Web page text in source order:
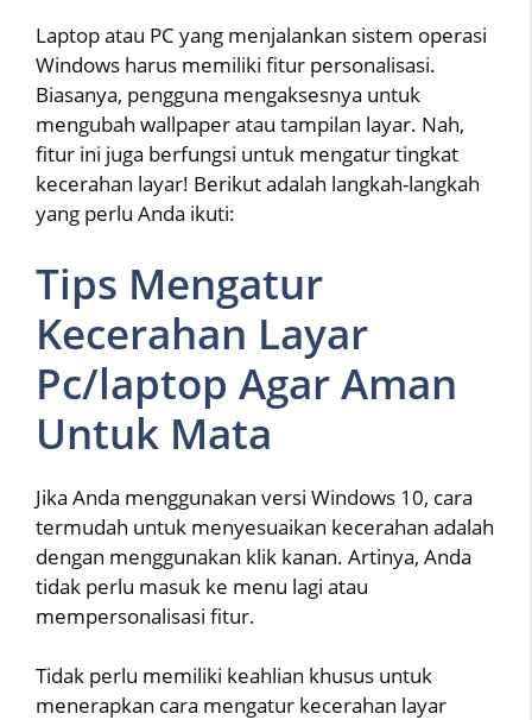
Laptop atau PC yang menjalankan sistem operasi
Windows harus memiliki fitur personalisasi.
Biasanya, pengguna mengaksesnya untuk
mengubah wallpaper atau tampilan layar. Nah,
fitur ini juga berfungsi untuk mengatur tingkat
kecerahan layar! Berikut adalah langkah-langkah
yang perlu Anda ikuti:
Tips Mengatur
Kecerahan Layar
Pc/laptop Agar Aman
Untuk Mata
Jika Anda menggunakan versi Windows 10, cara
termudah untuk menyesuaikan kecerahan adalah
dengan menggunakan klik kanan. Artinya, Anda
tidak perlu masuk ke menu lagi atau
mempersonalisasi fitur.
Tidak perlu memiliki keahlian khusus untuk
menerapkan cara mengatur kecerahan layar